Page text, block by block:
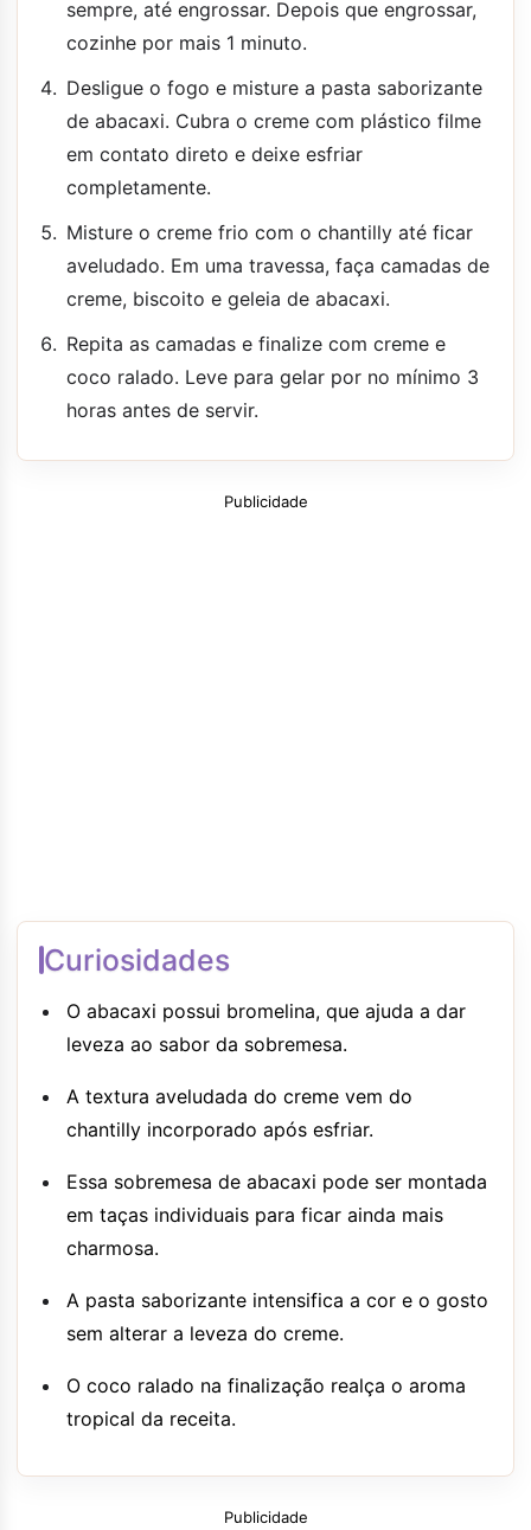
sempre, até engrossar. Depois que engrossar,
cozinhe por mais 1 minuto.
Desligue o fogo e misture a pasta saborizante
de abacaxi. Cubra o creme com plástico filme
em contato direto e deixe esfriar
completamente.
Misture o creme frio com o chantilly até ficar
aveludado. Em uma travessa, faça camadas de
creme, biscoito e geleia de abacaxi.
Repita as camadas e finalize com creme e
coco ralado. Leve para gelar por no mínimo 3
horas antes de servir.
Publicidade
Curiosidades
O abacaxi possui bromelina, que ajuda a dar
leveza ao sabor da sobremesa.
A textura aveludada do creme vem do
chantilly incorporado após esfriar.
Essa sobremesa de abacaxi pode ser montada
em taças individuais para ficar ainda mais
charmosa.
A pasta saborizante intensifica a cor e o gosto
sem alterar a leveza do creme.
O coco ralado na finalização realça o aroma
tropical da receita.
Publicidade